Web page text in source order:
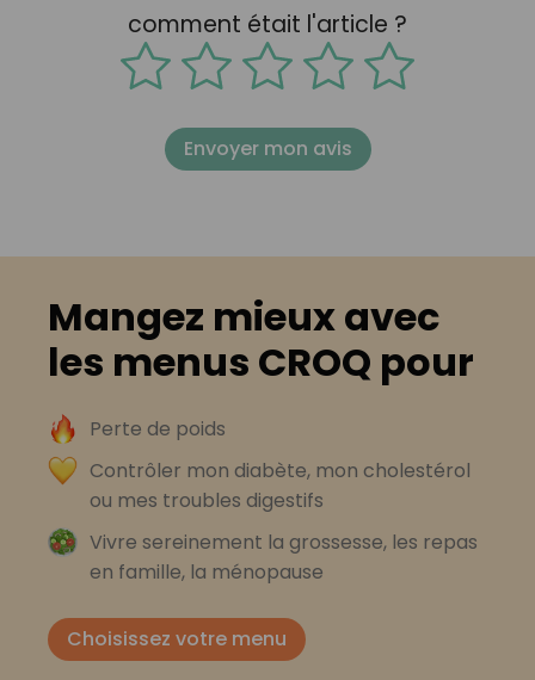
comment était l'article ?
Envoyer mon avis
Mangez mieux avec
les menus CROQ pour
Perte de poids
Contrôler mon diabète, mon cholestérol
ou mes troubles digestifs
Vivre sereinement la grossesse, les repas
en famille, la ménopause
Choisissez votre menu